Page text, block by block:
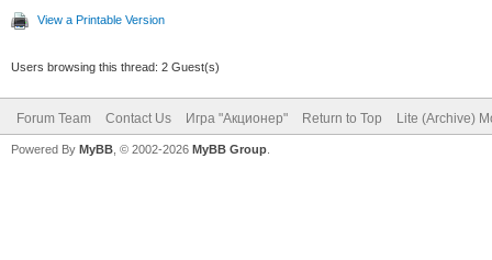
View a Printable Version
Users browsing this thread: 2 Guest(s)
Forum Team Contact Us Игра "Акционер" Return to Top Lite (Archive)
Powered By MyBB , © 2002-2026 MyBB Group